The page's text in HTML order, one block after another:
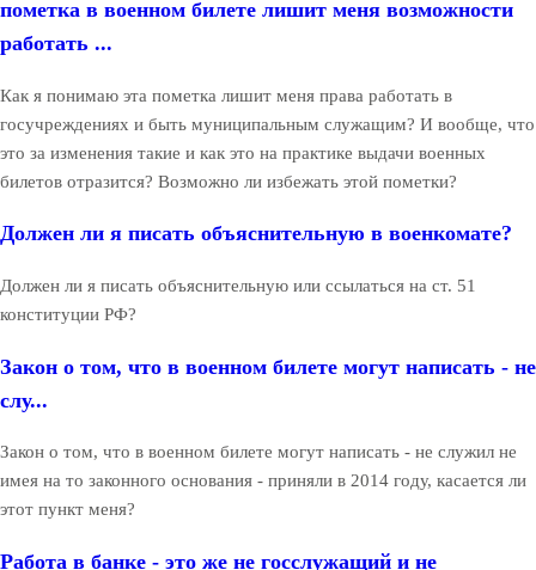
пометка в военном билете лишит меня возможности
работать ...
Как я понимаю эта пометка лишит меня права работать в
госучреждениях и быть муниципальным служащим? И вообще, что
это за изменения такие и как это на практике выдачи военных
билетов отразится? Возможно ли избежать этой пометки?
Должен ли я писать объяснительную в военкомате?
Должен ли я писать объяснительную или ссылаться на ст. 51
конституции РФ?
Закон о том, что в военном билете могут написать - не
слу...
Закон о том, что в военном билете могут написать - не служил не
имея на то законного основания - приняли в 2014 году, касается ли
этот пункт меня?
Работа в банке - это же не госслужащий и не